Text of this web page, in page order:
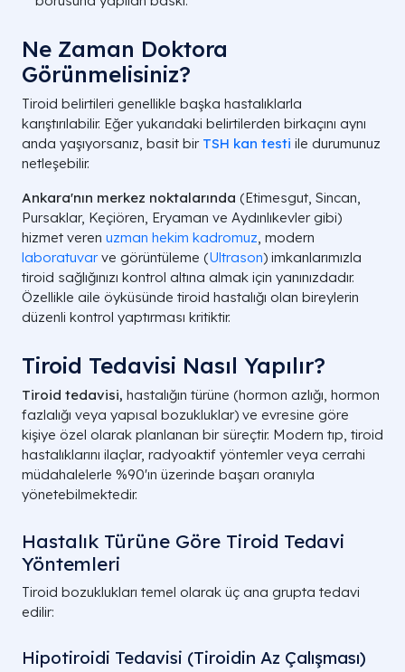
Ne Zaman Doktora
Görünmelisiniz?
Tiroid belirtileri genellikle başka hastalıklarla
karıştırılabilir. Eğer yukarıdaki belirtilerden birkaçını aynı
anda yaşıyorsanız, basit bir TSH kan testi ile durumunuz
netleşebilir.
Ankara'nın merkez noktalarında (Etimesgut, Sincan,
Pursaklar, Keçiören, Eryaman ve Aydınlıkevler gibi)
hizmet veren uzman hekim kadromuz, modern
laboratuvarve görüntüleme (Ultrason) imkanlarımızla
tiroid sağlığınızı kontrol altına almak için yanınızdadır.
Özellikle aile öyküsünde tiroid hastalığı olan bireylerin
düzenli kontrol yaptırması kritiktir.
Tiroid Tedavisi Nasıl Yapılır?
Tiroid tedavisi, hastalığın türüne (hormon azlığı, hormon
fazlalığı veya yapısal bozukluklar) ve evresine göre
kişiye özel olarak planlanan bir süreçtir. Modern tıp, tiroid
hastalıklarını ilaçlar, radyoaktif yöntemler veya cerrahi
müdahalelerle %90'ın üzerinde başarı oranıyla
yönetebilmektedir.
Hastalık Türüne Göre Tiroid Tedavi
Yöntemleri
Tiroid bozuklukları temel olarak üç ana grupta tedavi
edilir:
Hipotiroidi Tedavisi (Tiroidin Az Çalışması)